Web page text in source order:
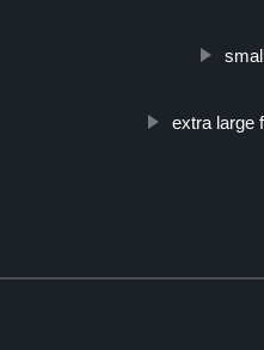
extra large